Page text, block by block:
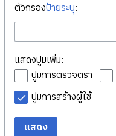
ตัวกรองป้ายระบุ:
แสดงปูมเพิ่ม:
ปูมการตรวจตรา
ปูมการสร้างผู้ใช้
แสดง